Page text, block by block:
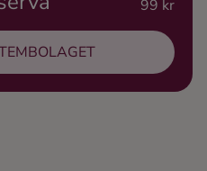
99 kr